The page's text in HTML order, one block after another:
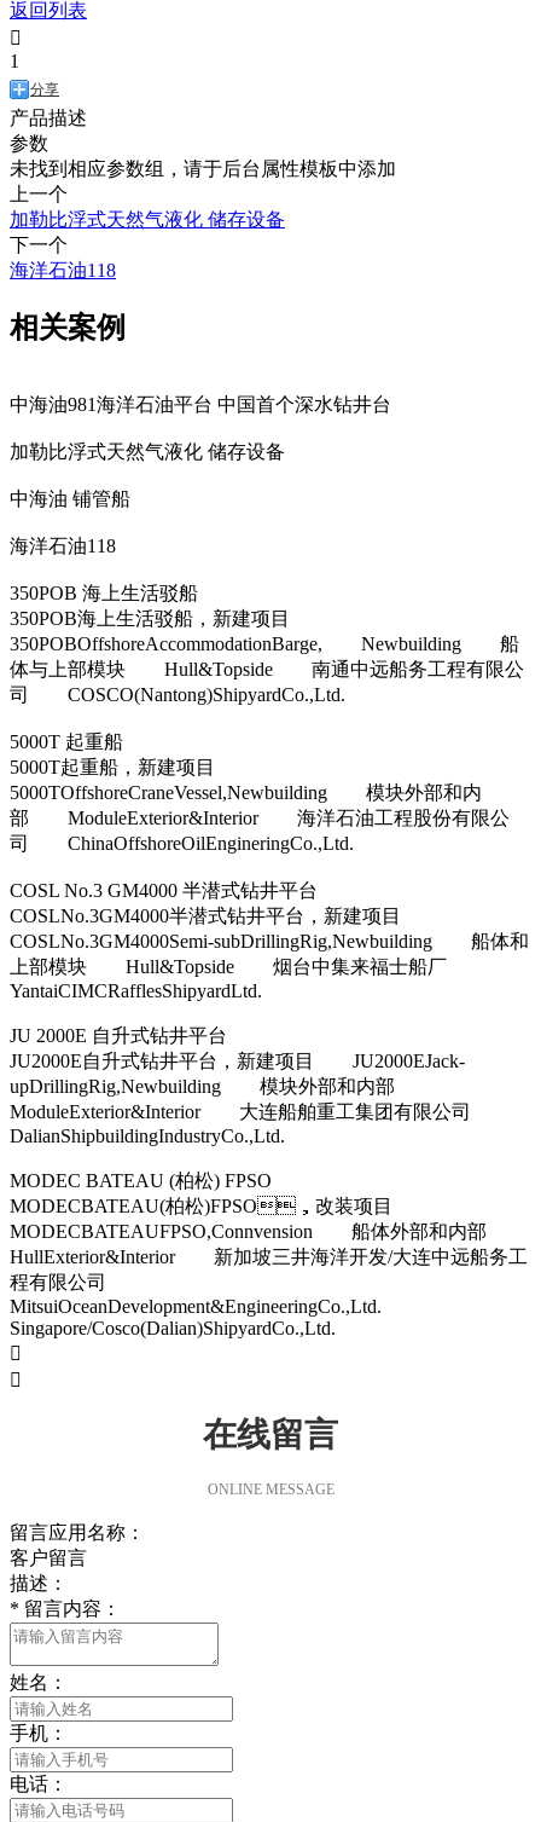
返回列表

1
分享
产品描述
参数
未找到相应参数组，请于后台属性模板中添加
上一个
加勒比浮式天然气液化 储存设备
下一个
海洋石油118
相关案例
中海油981海洋石油平台 中国首个深水钻井台
加勒比浮式天然气液化 储存设备
中海油 铺管船
海洋石油118
350POB 海上生活驳船
350POB海上生活驳船，新建项目
350POBOffshoreAccommodationBarge, Newbuilding 船
体与上部模块 Hull&Topside 南通中远船务工程有限公
司 COSCO(Nantong)ShipyardCo.,Ltd.
5000T 起重船
5000T起重船，新建项目
5000TOffshoreCraneVessel,Newbuilding 模块外部和内
部 ModuleExterior&Interior 海洋石油工程股份有限公
司 ChinaOffshoreOilEngineringCo.,Ltd.
COSL No.3 GM4000 半潜式钻井平台
COSLNo.3GM4000半潜式钻井平台，新建项目
COSLNo.3GM4000Semi-subDrillingRig,Newbuilding 船体和
上部模块 Hull&Topside 烟台中集来福士船厂
YantaiCIMCRafflesShipyardLtd.
JU 2000E 自升式钻井平台
JU2000E自升式钻井平台，新建项目 JU2000EJack-
upDrillingRig,Newbuilding 模块外部和内部
ModuleExterior&Interior 大连船舶重工集团有限公司
DalianShipbuildingIndustryCo.,Ltd.
MODEC BATEAU (柏松) FPSO
MODECBATEAU(柏松)FPSO，改装项目
MODECBATEAUFPSO,Connvension 船体外部和内部
HullExterior&Interior 新加坡三井海洋开发/大连中远船务工
程有限公司
MitsuiOceanDevelopment&EngineeringCo.,Ltd.
Singapore/Cosco(Dalian)ShipyardCo.,Ltd.


在线留言
ONLINE MESSAGE
留言应用名称：
客户留言
描述：
* 留言内容：
姓名：
手机：
电话：